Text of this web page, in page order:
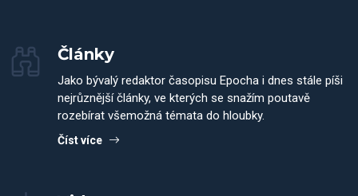
Články
Jako bývalý redaktor časopisu Epocha i dnes stále píši
nejrůznější články, ve kterých se snažím poutavě
rozebírat všemožná témata do hloubky.
Číst více